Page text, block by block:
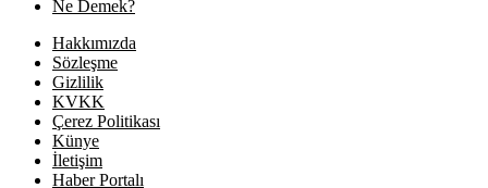
Ne Demek?
Hakkımızda
Sözleşme
Gizlilik
KVKK
Çerez Politikası
Künye
İletişim
Haber Portalı